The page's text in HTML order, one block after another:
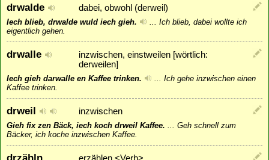
drwalde dabei, obwohl (derweil)
Iech blieb, drwalde wuld iech gieh.
Ich blieb, dabei wollte ich
eigentlich gehen.
drwalle
inzwischen, einstweilen [wörtlich:
derweilen]
Iech gieh darwalle en Kaffee trinken.
Ich gehe inzwischen einen
Kaffee trinken.
drweil inzwischen
Gieh fix zen Bäck, iech koch drweil Kaffee.
Geh schnell zum
Bäcker, ich koche inzwischen Kaffee.
drzähln erzählen <Verb>